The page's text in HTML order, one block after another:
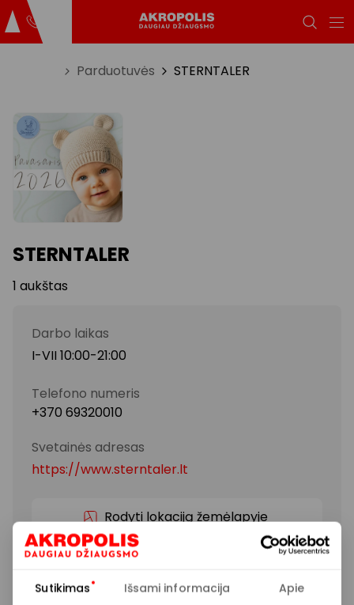
Sutikimas Išsami informacija Apie
Parduotuvės STERNTALER
STERNTALER
1 aukštas
Darbo laikas
I-VII 10:00-21:00
Telefono numeris
+370 69320010
Svetainės adresas
https://www.sterntaler.lt
Rodyti lokaciją žemėlapyje
Sterntaler pavasaris-vasara 2026!